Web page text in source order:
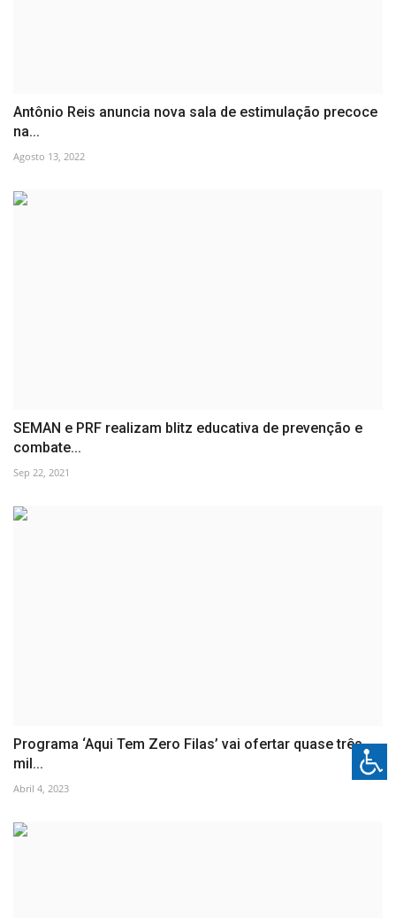
Antônio Reis anuncia nova sala de estimulação precoce
na...
Agosto 13, 2022
SEMAN e PRF realizam blitz educativa de prevenção e
combate...
Sep 22, 2021
Programa ‘Aqui Tem Zero Filas’ vai ofertar quase três
mil...
Abril 4, 2023